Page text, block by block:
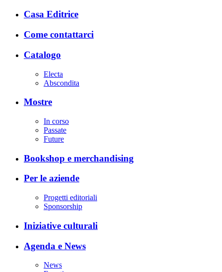
Casa Editrice
Come contattarci
Catalogo
Electa
Abscondita
Mostre
In corso
Passate
Future
Bookshop e merchandising
Per le aziende
Progetti editoriali
Sponsorship
Iniziative culturali
Agenda e News
News